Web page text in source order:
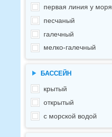
первая линия у моря
песчаный
галечный
мелко-галечный
БАССЕЙН
крытый
открытый
с морской водой